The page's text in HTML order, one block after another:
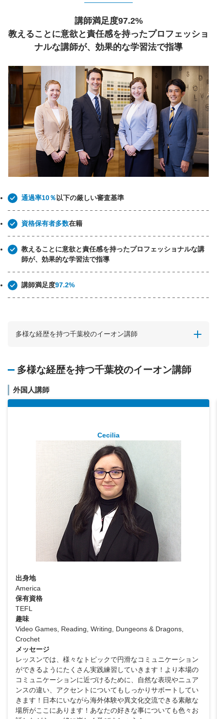
講師満足度97.2%
教えることに意欲と責任感を持ったプロフェッショ
ナルな講師が、効果的な学習法で指導
通過率10％ 以下の厳しい審査基準
資格保有者多数在籍
教えることに意欲と責任感を持ったプロフェッショナルな講
師が、効果的な学習法で指導
講師満足度97.2%
多様な経歴を持つ千葉校のイーオン講師
多様な経歴を持つ千葉校のイーオン講師
外国人講師
Cecilia
出身地
America
保有資格
TEFL
趣味
Video Games, Reading, Writing, Dungeons & Dragons,
Crochet
メッセージ
レッスンでは、様々なトピックで円滑なコミュニケーション
ができるようにたくさん実践練習していきます！より本場の
コミュニケーションに近づけるために、自然な表現やニュア
ンスの違い、アクセントについてもしっかりサポートしてい
きます！日本にいながら海外体験や異文化交流できる素敵な
場所がここにあります！あなたの好きな事についても色々お